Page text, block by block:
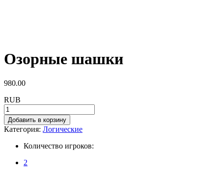
Озорные шашки
980.00
RUB
Добавить в корзину
Категория: Логические
Количество игроков:
2